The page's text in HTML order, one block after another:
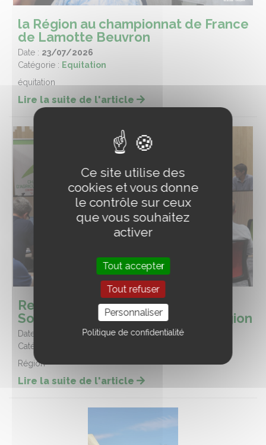
la Région au championnat de France
de Lamotte Beuvron
Date : 23/07/2026
Catégorie : Equitation
équitation
Lire la suite de l'article
Restitution régionale des ateliers
Souveraineté Alimentaire à la Région
Date :
23/07/2026
Catégorie :
Région
Lire la suite de l'article
Ce site utilise des
cookies et vous donne
le contrôle sur ceux
que vous souhaitez
activer
Tout accepter
Tout refuser
Personnaliser
Politique de confidentialité